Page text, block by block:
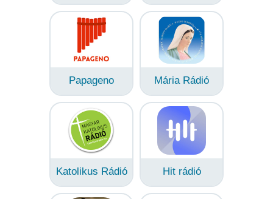
Papageno Mária Rádió
Katolikus Rádió Hit rádió